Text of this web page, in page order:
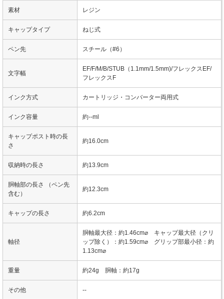
素材 レジン
キャップタイプ ねじ式
ペン先 スチール（#6）
文字幅
EF/F/M/B/STUB（1.1mm/1.5mm)/フレックスEF/
フレックスF
インク方式 カートリッジ・コンバーター両用式
インク容量 約--ml
キャップポスト時の長
さ
約16.0cm
収納時の長さ 約13.9cm
胴軸部の長さ （ペン先
含む）
約12.3cm
キャップの長さ 約6.2cm
軸径
胴軸最大径：約1.46cm⌀ キャップ最大径（クリ
ップ除く）：約1.59cm⌀ グリップ部最小径：約
1.13cm⌀
重量 約24g 胴軸：約17g
その他 --